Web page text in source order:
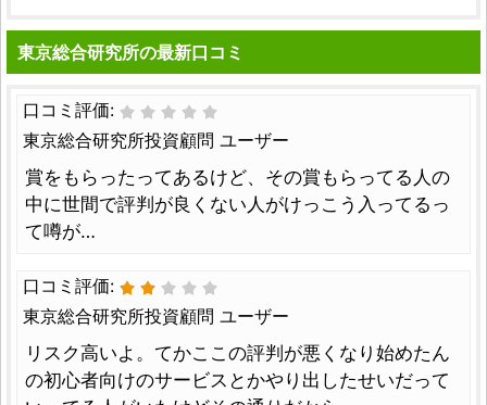
東京総合研究所の最新口コミ
口コミ評価:
東京総合研究所投資顧問 ユーザー
賞をもらったってあるけど、その賞もらってる人の
中に世間で評判が良くない人がけっこう入ってるっ
て噂が…
口コミ評価:
東京総合研究所投資顧問 ユーザー
リスク高いよ。てかここの評判が悪くなり始めたん
の初心者向けのサービスとかやり出したせいだって